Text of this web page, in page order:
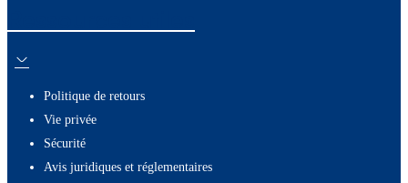
Politique de retours
Vie privée
Sécurité
Avis juridiques et réglementaires